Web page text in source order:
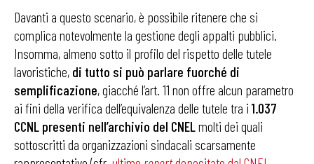
Davanti a questo scenario, è possibile ritenere che si
complica notevolmente la gestione degli appalti pubblici.
Insomma, almeno sotto il profilo del rispetto delle tutele
lavoristiche, di tutto si può parlare fuorché di
semplificazione, giacché l’art. 11 non offre alcun parametro
ai fini della verifica dell’equivalenza delle tutele tra i1.037
CCNL presenti nell’archivio del CNELmolti dei quali
sottoscritti da organizzazioni sindacali scarsamente